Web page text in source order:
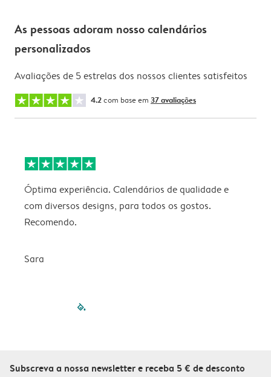
As pessoas adoram nosso calendários
personalizados
Avaliações de 5 estrelas dos nossos clientes satisfeitos
4.2com base em 37 avaliações
Óptima experiência. Calendários de qualidade e
com diversos designs, para todos os gostos.
Recomendo.
Sara
filled-pagination
Subscreva a nossa newsletter e receba 5 € de desconto